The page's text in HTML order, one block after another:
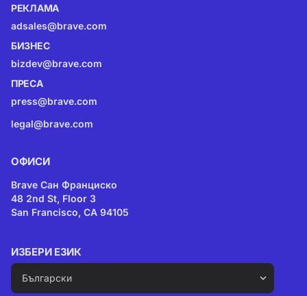
РЕКЛАМА
adsales@brave.com
БИЗНЕС
bizdev@brave.com
ПРЕСА
press@brave.com
legal@brave.com
ОФИСИ
Brave Сан Франциско
48 2nd St, Floor 3
San Francisco, CA 94105
ИЗБЕРИ ЕЗИК